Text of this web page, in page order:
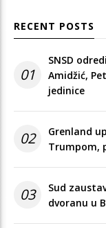
RECENT POSTS
01
SNSD
Amidžić,
jedinice
02
Grenland
Trumpom,
03
Sud
dvoranu u